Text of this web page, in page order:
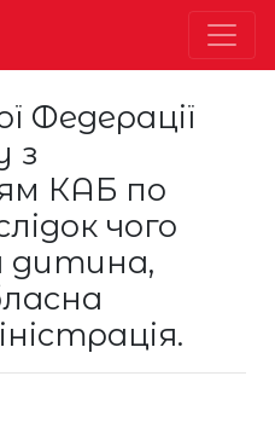
Федерації
з
КАБ по
чого
дитина,